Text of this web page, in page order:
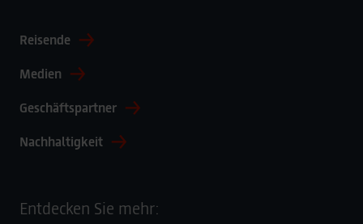
Reisende
Medien
Geschäftspartner
Nachhaltigkeit
Entdecken Sie mehr: